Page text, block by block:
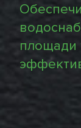
площади